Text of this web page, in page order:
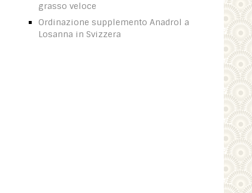
grasso veloce
Ordinazione supplemento Anadrol a
Losanna in Svizzera